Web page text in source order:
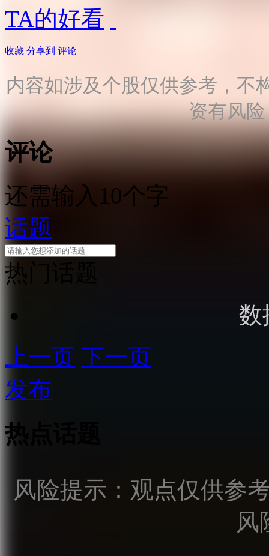
TA的好看
收藏 分享到 评论
内容如涉及个股仅供参考，不
资有风
评论
还需输入10个字
话题
热门话题
数
上一页 下一页
发布
热点话题
风险提示：观点仅供参
风